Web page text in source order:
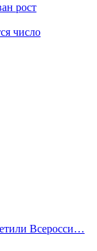
рост
число
Всеросси…